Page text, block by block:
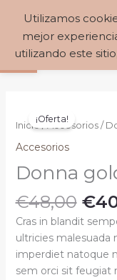
Abrir barra de
contenido
MAIN
MENU
Buscar
¡Oferta!
Inicio/Accesorios/
Accesorios
Donna
€48,00 €
Cras in blandit
ultricies malesuada
imperdiet natoque
sem orci sit feugiat
gold
glasses
cantidad
Utilizamos
mejor
utilizando este